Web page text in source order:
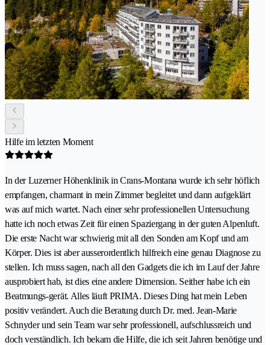
Hilfe im letzten Moment
In der Luzerner Höhenklinik in Crans-Montana wurde ich sehr höflich
empfangen, charmant in mein Zimmer begleitet und dann aufgeklärt
was auf mich wartet. Nach einer sehr professionellen Untersuchung
hatte ich noch etwas Zeit für einen Spaziergang in der guten Alpenluft.
Die erste Nacht war schwierig mit all den Sonden am Kopf und am
Körper. Dies ist aber ausserordentlich hilfreich eine genau Diagnose zu
stellen. Ich muss sagen, nach all den Gadgets die ich im Lauf der Jahre
ausprobiert hab, ist dies eine andere Dimension. Seither habe ich ein
Beatmungs-gerät. Alles läuft PRIMA. Dieses Ding hat mein Leben
positiv verändert. Auch die Beratung durch Dr. med. Jean-Marie
Schnyder und sein Team war sehr professionell, aufschlussreich und
doch verständlich. Ich bekam die Hilfe, die ich seit Jahren benötige und